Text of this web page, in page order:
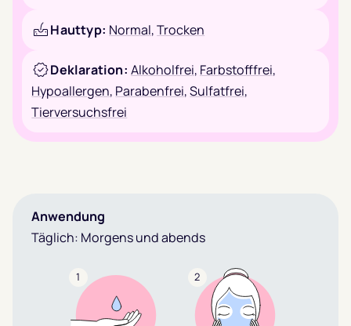
Hauttyp: Normal,Trocken
Deklaration: Alkoholfrei, Farbstofffrei,
Hypoallergen, Parabenfrei,Sulfatfrei,
Tierversuchsfrei
Anwendung
Täglich: Morgens und abends
1 2